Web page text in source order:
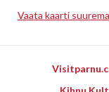
Vaata kaarti